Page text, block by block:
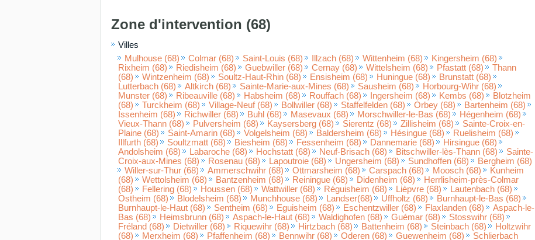
Zone d'intervention (68)
Villes
Mulhouse (68)
Colmar (68) Saint-Louis (68) Illzach (68) Wittenheim (68)
Kingersheim (68)
Rixheim (68)
Riedisheim (68) Guebwiller (68) Cernay (68) Wittelsheim (68) Pfastatt (68)
Thann
(68)
Wintzenheim (68) Soultz-Haut-Rhin (68) Ensisheim (68) Huningue (68)
Brunstatt (68)
Lutterbach (68)
Altkirch (68) Sainte-Marie-aux-Mines (68) Sausheim (68)
Horbourg-Wihr (68)
Munster (68)
Ribeauville (68) Habsheim (68) Rouffach (68) Ingersheim (68) Kembs (68)
Blotzheim
(68)
Turckheim (68) Village-Neuf (68) Bollwiller (68) Staffelfelden (68) Orbey (68)
Bartenheim (68)
Issenheim (68)
Richwiller (68) Buhl (68) Masevaux (68) Morschwiller-le-Bas (68)
Hégenheim (68)
Vieux-Thann (68)
Pulversheim (68) Kaysersberg (68) Sierentz (68) Zillisheim (68)
Sainte-Croix-en-
Plaine (68)
Saint-Amarin (68) Volgelsheim (68) Baldersheim (68) Hésingue (68)
Ruelisheim (68)
Illfurth (68)
Soultzmatt (68) Biesheim (68) Fessenheim (68) Dannemarie (68)
Hirsingue (68)
Andolsheim (68)
Labaroche (68) Hochstatt (68) Neuf-Brisach (68) Bitschwiller-lès-Thann (68)
Sainte-
Croix-aux-Mines (68)
Rosenau (68) Lapoutroie (68) Ungersheim (68) Sundhoffen (68)
Bergheim (68)
Willer-sur-Thur (68)
Ammerschwihr (68) Ottmarsheim (68) Carspach (68) Moosch (68)
Kunheim
(68)
Wettolsheim (68) Bantzenheim (68) Reiningue (68) Didenheim (68)
Herrlisheim-près-Colmar
(68)
Fellering (68) Houssen (68) Wattwiller (68) Réguisheim (68) Lièpvre (68)
Lautenbach (68)
Ostheim (68)
Blodelsheim (68) Munchhouse (68) Landser(68) Uffholtz (68)
Burnhaupt-le-Bas (68)
Burnhaupt-le-Haut (68)
Sentheim (68) Eguisheim (68) Eschentzwiller (68) Flaxlanden (68)
Aspach-le-
Bas (68)
Heimsbrunn (68) Aspach-le-Haut (68) Waldighofen (68) Guémar (68)
Stosswihr (68)
Fréland (68)
Dietwiller (68) Riquewihr (68) Hirtzbach (68) Battenheim (68) Steinbach (68)
Holtzwihr
(68)
Merxheim (68) Pfaffenheim (68) Bennwihr (68) Oderen (68) Guewenheim (68) Schlierbach